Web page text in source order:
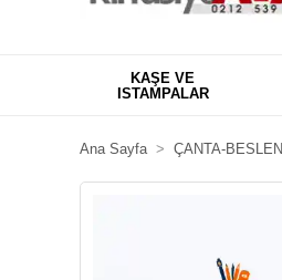
KAŞE VE
ISTAMPALAR
Ana Sayfa ÇANTA-